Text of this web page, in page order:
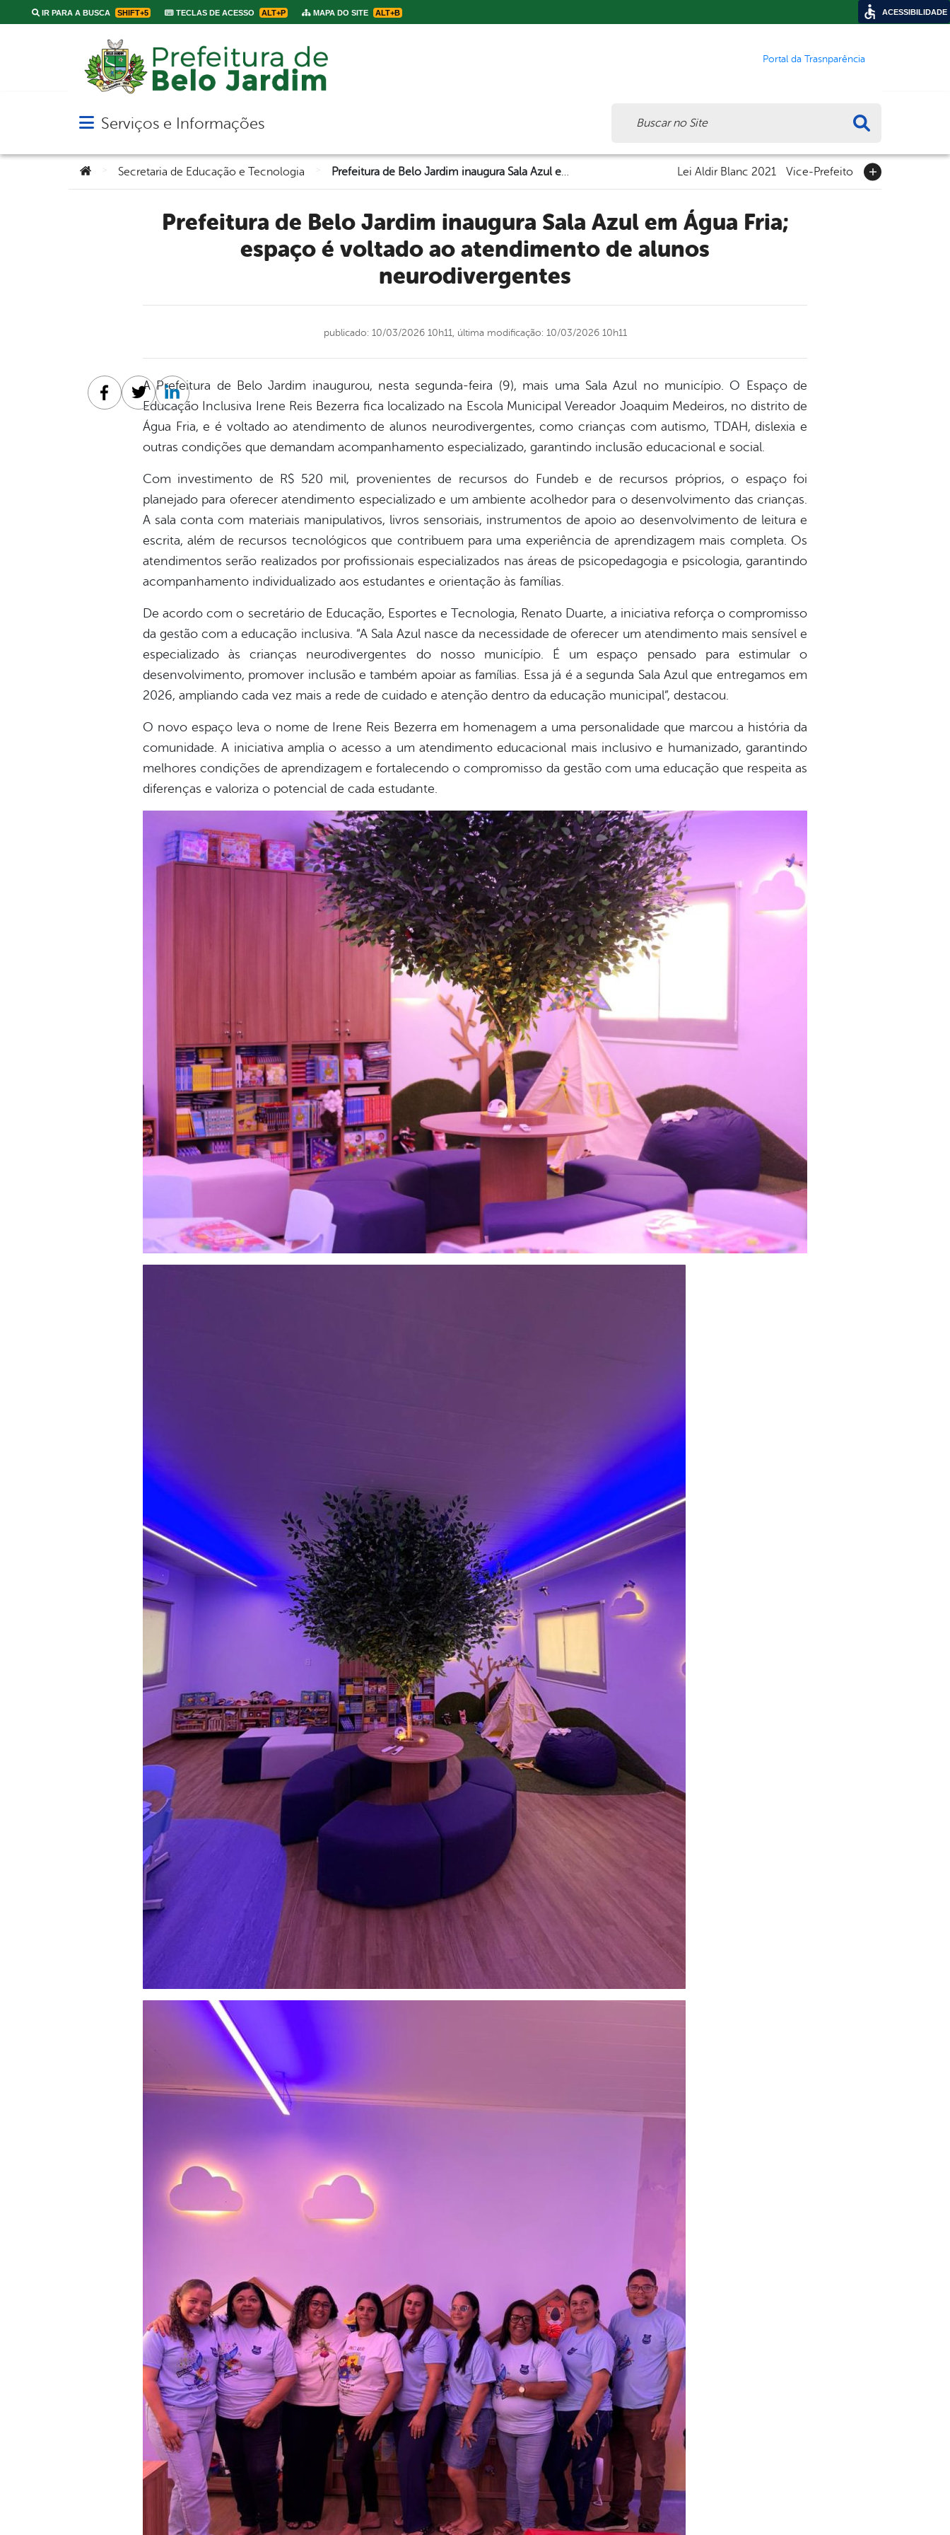
IR PARA A BUSCA SHIFT+5 TECLAS DE ACESSO ALT+P MAPA DO SITE ALT+B
Portal da Trasnparência
Abrir menu principal de navegação
Serviços e Informações
Você está aqui:Secretaria de Educação e Tecnologia Lei Aldir Blanc 2021 Vice-Prefeito
Prefeitura de Belo Jardim inaugura Sala Azul em Água Fria;
espaço é voltado ao atendimento de alunos
neurodivergentes
publicado: 10/03/2026 10h11, última modificação: 10/03/2026 10h11
A Prefeitura de Belo Jardim inaugurou, nesta segunda-feira (9), mais uma Sala Azul no município. O Espaço de
Educação Inclusiva Irene Reis Bezerra fica localizado na Escola Municipal Vereador Joaquim Medeiros, no distrito de
Água Fria, e é voltado ao atendimento de alunos neurodivergentes, como crianças com autismo, TDAH, dislexia e
outras condições que demandam acompanhamento especializado, garantindo inclusão educacional e social.
Com investimento de R$ 520 mil, provenientes de recursos do Fundeb e de recursos próprios, o espaço foi
planejado para oferecer atendimento especializado e um ambiente acolhedor para o desenvolvimento das crianças.
A sala conta com materiais manipulativos, livros sensoriais, instrumentos de apoio ao desenvolvimento de leitura e
escrita, além de recursos tecnológicos que contribuem para uma experiência de aprendizagem mais completa. Os
atendimentos serão realizados por profissionais especializados nas áreas de psicopedagogia e psicologia, garantindo
acompanhamento individualizado aos estudantes e orientação às famílias.
De acordo com o secretário de Educação, Esportes e Tecnologia, Renato Duarte, a iniciativa reforça o compromisso
da gestão com a educação inclusiva. “A Sala Azul nasce da necessidade de oferecer um atendimento mais sensível e
especializado às crianças neurodivergentes do nosso município. É um espaço pensado para estimular o
desenvolvimento, promover inclusão e também apoiar as famílias. Essa já é a segunda Sala Azul que entregamos em
2026, ampliando cada vez mais a rede de cuidado e atenção dentro da educação municipal”, destacou.
O novo espaço leva o nome de Irene Reis Bezerra em homenagem a uma personalidade que marcou a história da
comunidade. A iniciativa amplia o acesso a um atendimento educacional mais inclusivo e humanizado, garantindo
melhores condições de aprendizagem e fortalecendo o compromisso da gestão com uma educação que respeita as
diferenças e valoriza o potencial de cada estudante.
Facebook
TwitterLinkedin
ACESSIBILIDADE